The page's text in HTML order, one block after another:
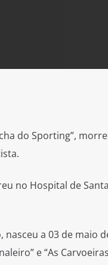
do Sporting”,
no Hospital de
a 03 de maio
e “As